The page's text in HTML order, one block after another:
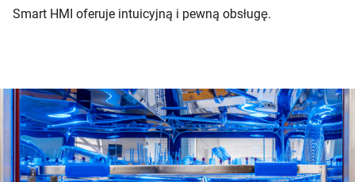
Smart HMI oferuje intuicyjną i pewną obsługę.